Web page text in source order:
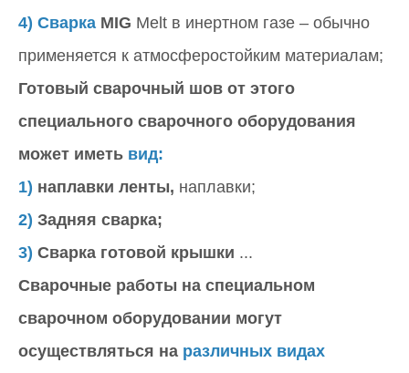
4) Сварка MIG Melt в инертном газе – обычно
применяется к атмосферостойким материалам;
Готовый сварочный шов от этого
специального сварочного оборудования
может иметь вид:
1) наплавки ленты, наплавки;
2) Задняя сварка;
3) Сварка готовой крышки ...
Сварочные работы на специальном
сварочном оборудовании могут
осуществляться на различных видах